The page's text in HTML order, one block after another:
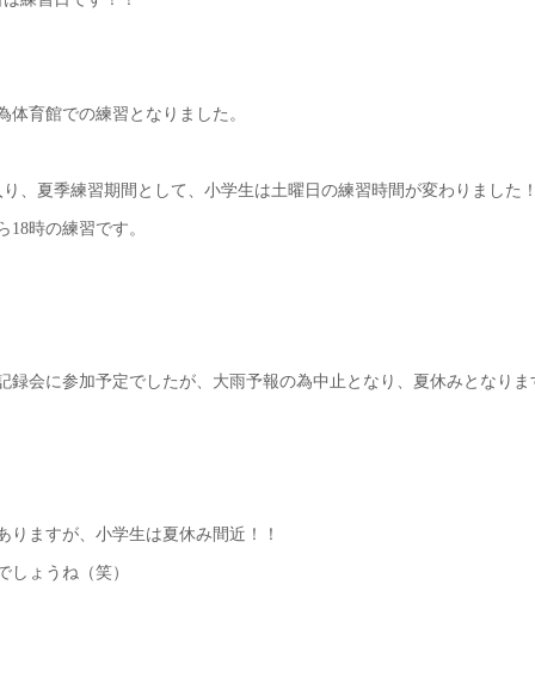
体育館での練習となりました。
、夏季練習期間として、小学生は土曜日の練習時間が変わりました！
18時の練習です。
録会に参加予定でしたが、大雨予報の為中止となり、夏休みとなりま
りますが、小学生は夏休み間近！！
しょうね（笑）